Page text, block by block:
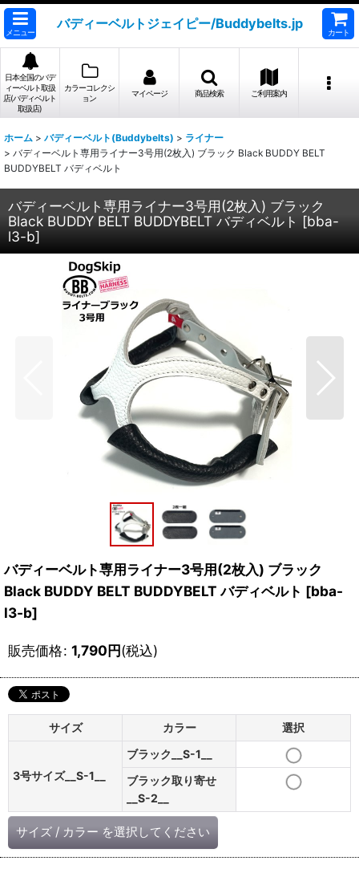
メニュー
バディーベルトジェイピー/Buddybelts.jp
カート
日本全国のバデ
ィーベルト取扱
店(バディベルト
取扱店)
カラーコレクシ
ョン
マイページ 商品検索 ご利用案内
ホーム > バディーベルト(Buddybelts) > ライナー
> バディーベルト専用ライナー3号用(2枚入) ブラック Black BUDDY BELT
BUDDYBELT バディベルト
バディーベルト専用ライナー3号用(2枚入) ブラック
Black BUDDY BELT BUDDYBELT バディベルト [bba-
l3-b]
バディーベルト専用ライナー3号用(2枚入) ブラック
Black BUDDY BELT BUDDYBELT バディベルト [bba-
l3-b]
販売価格: 1,790円(税込)
サイズ カラー 選択
3号サイズ__S-1__
ブラック__S-1__
ブラック取り寄せ
__S-2__
サイズ / カラー を選択してください